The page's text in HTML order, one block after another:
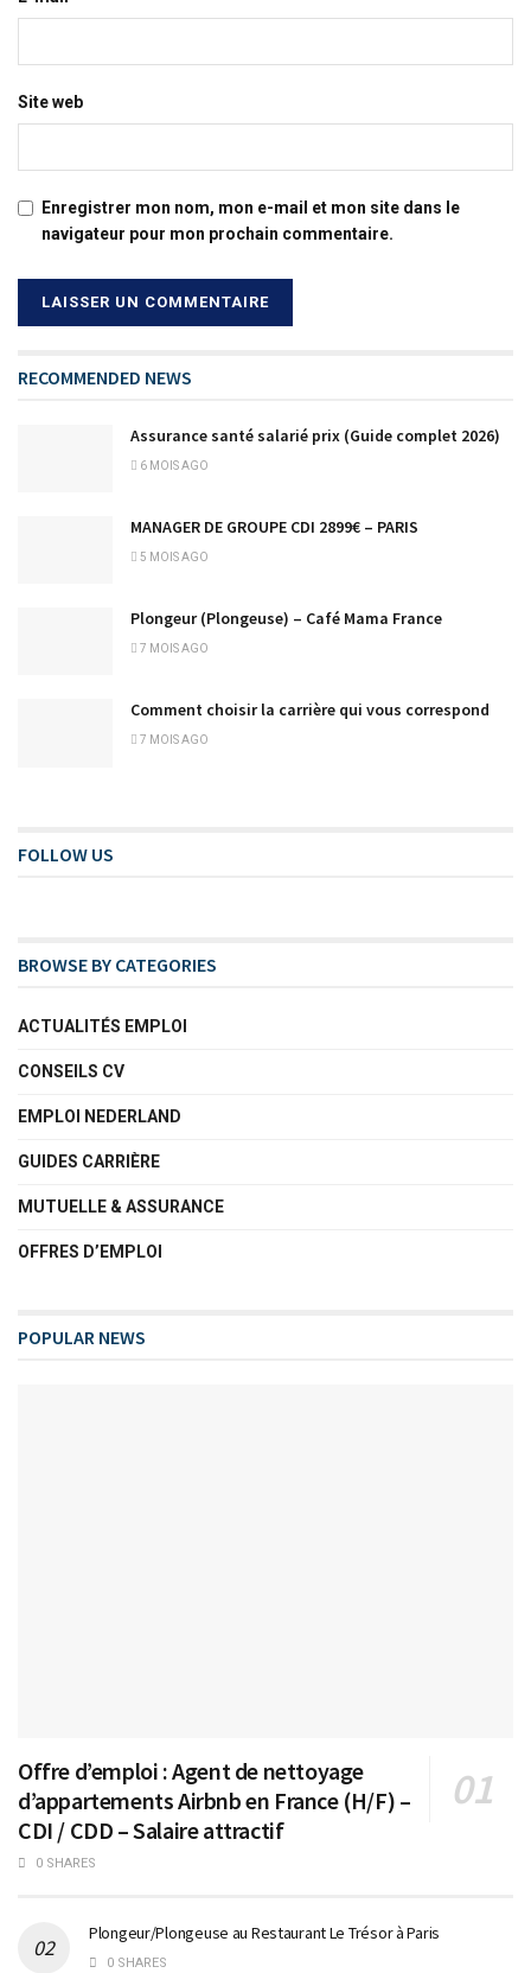
Site web
Enregistrer mon nom, mon e-mail et mon site dans le
navigateur pour mon prochain commentaire.
RECOMMENDED NEWS
Assurance santé salarié prix (Guide complet 2026)
6 MOIS AGO
MANAGER DE GROUPE CDI 2899€ – PARIS
5 MOIS AGO
Plongeur (Plongeuse) – Café Mama France
7 MOIS AGO
Comment choisir la carrière qui vous correspond
7 MOIS AGO
FOLLOW US
BROWSE BY CATEGORIES
ACTUALITÉS EMPLOI
CONSEILS CV
EMPLOI NEDERLAND
GUIDES CARRIÈRE
MUTUELLE & ASSURANCE
OFFRES D’EMPLOI
POPULAR NEWS
Offre d’emploi : Agent de nettoyage
d’appartements Airbnb en France (H/F) –
CDI / CDD – Salaire attractif
0 SHARES
Plongeur/Plongeuse au Restaurant Le Trésor à Paris
0 SHARES